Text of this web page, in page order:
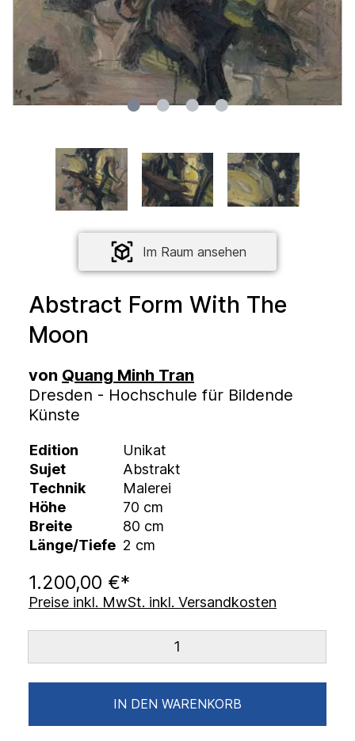
Im Raum ansehen
Abstract Form With The
Moon
von Quang Minh Tran
Dresden - Hochschule für Bildende
Künste
Edition
Unikat
Sujet
Abstrakt
Technik
Malerei
Höhe
70 cm
Breite
80 cm
Länge/Tiefe 2 cm
1.200,00 €*
Preise inkl. MwSt. inkl. Versandkosten
IN DEN WARENKORB